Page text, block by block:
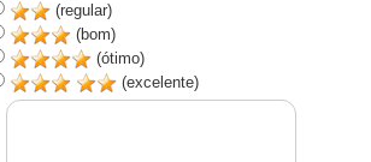
(regular)
(bom)
(ótimo)
(excelente)